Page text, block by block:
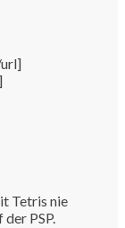
Tetris nie
PSP.